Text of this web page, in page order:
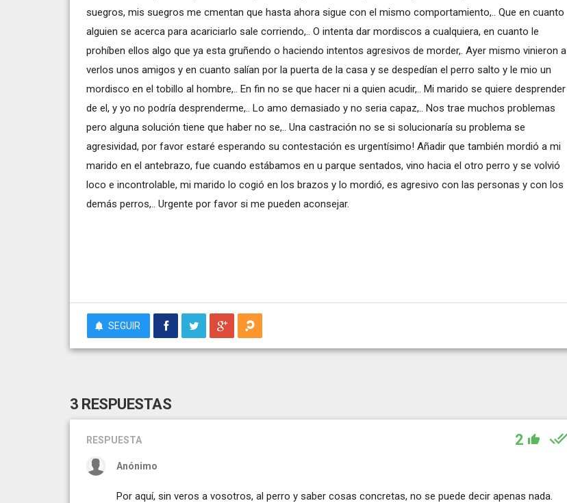
suegros, mis suegros me cmentan que hasta ahora sigue con el mismo comportamiento,.. Que en cuanto
alguien se acerca para acariciarlo sale corriendo,.. O intenta dar mordiscos a cualquiera, en cuanto le
prohíben ellos algo que ya esta gruñendo o haciendo intentos agresivos de morder,. Ayer mismo vinieron a
verlos unos amigos y en cuanto salían por la puerta de la casa y se despedían el perro salto y le mio un
mordisco en el tobillo al hombre,.. En fin no se que hacer ni a quien acudir,.. Mi marido se quiere desprender
de el, y yo no podría desprenderme,.. Lo amo demasiado y no seria capaz,.. Nos trae muchos problemas
pero alguna solución tiene que haber no se,.. Una castración no se si solucionaría su problema se
agresividad, por favor estaré esperando su contestación es urgentísimo! Añadir que también mordió a mi
marido en el antebrazo, fue cuando estábamos en u parque sentados, vino hacia el otro perro y se volvió
loco e incontrolable, mi marido lo cogió en los brazos y lo mordió, es agresivo con las personas y con los
demás perros,.. Urgente por favor si me pueden aconsejar.
SEGUIR
3 RESPUESTAS
RESPUESTA 2
Anónimo
Por aquí, sin veros a vosotros, al perro y saber cosas concretas, no se puede decir apenas nada.